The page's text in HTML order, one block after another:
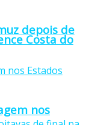
Costa do
depois de
nos